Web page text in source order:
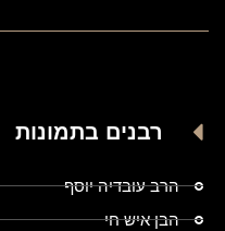
רבנים בתמונות
הרב עובדיה יוסף
הבן איש חי